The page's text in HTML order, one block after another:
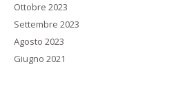
Ottobre 2023
Settembre 2023
Agosto 2023
Giugno 2021